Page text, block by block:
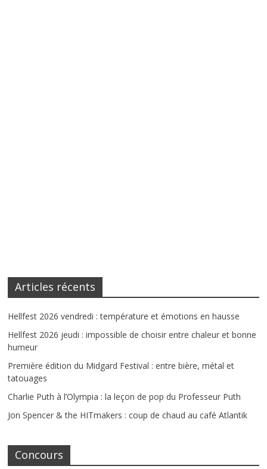
Articles récents
Hellfest 2026 vendredi : température et émotions en hausse
Hellfest 2026 jeudi : impossible de choisir entre chaleur et bonne
humeur
Première édition du Midgard Festival : entre bière, métal et
tatouages
Charlie Puth à l’Olympia : la leçon de pop du Professeur Puth
Jon Spencer & the HITmakers : coup de chaud au café Atlantik
Concours